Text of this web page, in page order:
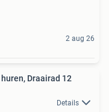
2 aug 26
Draairad 12
Details